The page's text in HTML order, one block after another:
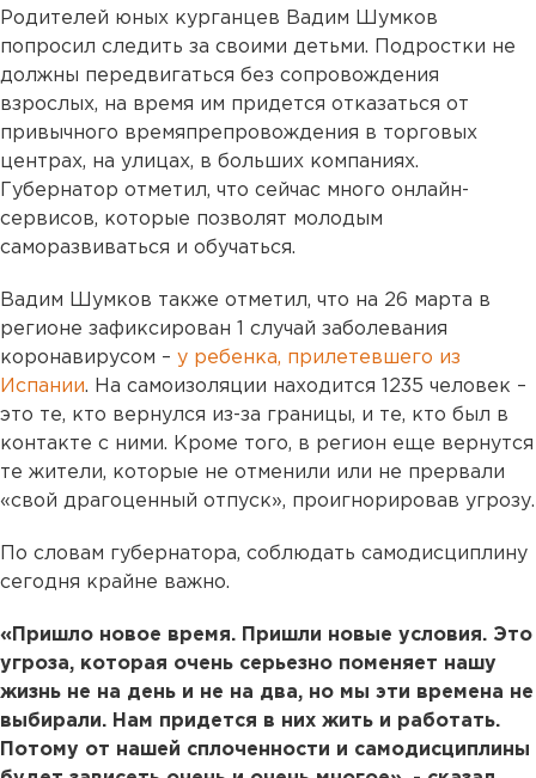
Родителей юных курганцев Вадим Шумков
попросил следить за своими детьми. Подростки не
должны передвигаться без сопровождения
взрослых, на время им придется отказаться от
привычного времяпрепровождения в торговых
центрах, на улицах, в больших компаниях.
Губернатор отметил, что сейчас много онлайн-
сервисов, которые позволят молодым
саморазвиваться и обучаться.
Вадим Шумков также отметил, что на 26 марта в
регионе зафиксирован 1 случай заболевания
коронавирусом – у ребенка, прилетевшего из
Испании. На самоизоляции находится 1235 человек –
это те, кто вернулся из-за границы, и те, кто был в
контакте с ними. Кроме того, в регион еще вернутся
те жители, которые не отменили или не прервали
«свой драгоценный отпуск», проигнорировав угрозу.
По словам губернатора, соблюдать самодисциплину
сегодня крайне важно.
«Пришло новое время. Пришли новые условия. Это
угроза, которая очень серьезно поменяет нашу
жизнь не на день и не на два, но мы эти времена не
выбирали. Нам придется в них жить и работать.
Потому от нашей сплоченности и самодисциплины